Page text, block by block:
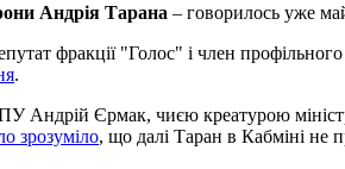
Андрія Тарана – говорилось уже
фракції "Голос" і член
.
Андрій Єрмак, чиєю креатурою
зрозуміло, що далі Таран в Кабміні не